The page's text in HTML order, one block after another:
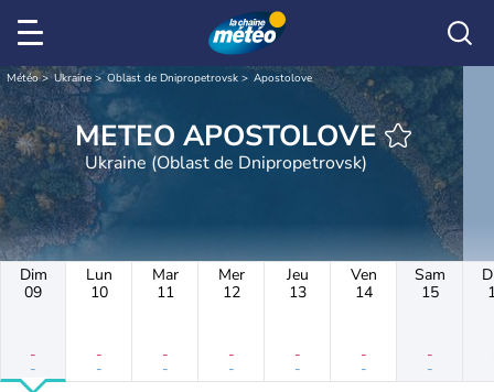
Météo Ukraine Oblast de Dnipropetrovsk Apostolove
METEO APOSTOLOVE
Ukraine (Oblast de Dnipropetrovsk)
Dim
09
-
-
Lun
10
-
-
Mar
11
-
-
Mer
12
-
-
Jeu
13
-
-
Ven
14
-
-
Sam
15
-
-